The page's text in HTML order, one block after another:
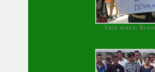
Vale mata, Brasil